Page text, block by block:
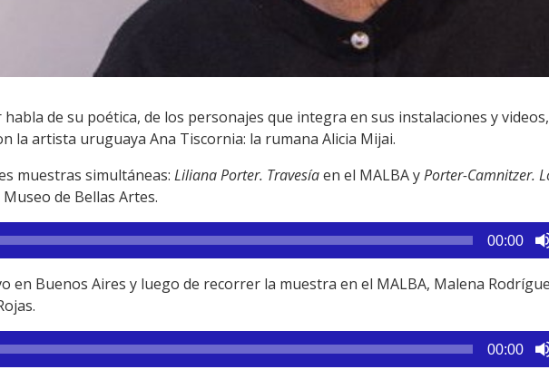
de su poética, de los personajes que integra en sus instalaciones y
la artista uruguaya Ana Tiscornia: la rumana Alicia Mijai.
muestras simultáneas: Liliana Porter. Travesíaen el MALBA yPorter-Camnitzer.
de Bellas Artes.
00:00
en Buenos Aires y luego de recorrer la muestra en el MALBA, Malena
00:00